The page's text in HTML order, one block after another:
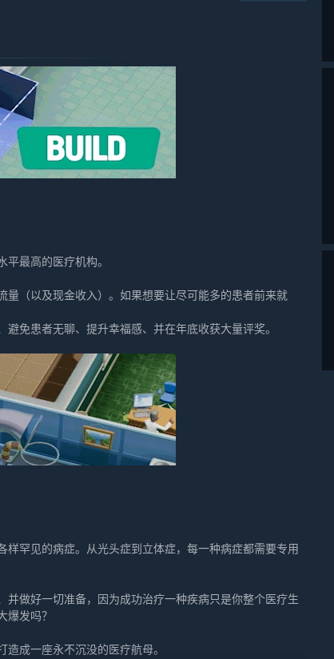
最高的医疗机构。
（以及现金收入）。如果想要让尽可能多的患者前来就
免患者无聊、提升幸福感、并在年底收获大量评奖。
罕见的病症。从光头症到立体症，每一种病症都需要专用
做好一切准备，因为成功治疗一种疾病只是你整个医疗生
爆发吗？
成一座永不沉没的医疗航母。